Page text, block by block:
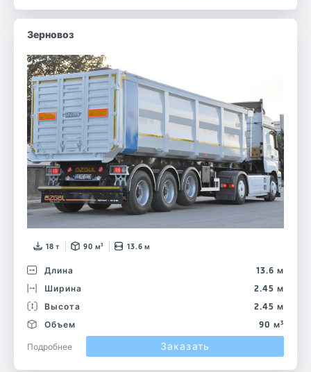
Зерновоз
18 т 90 м³ 13.6 м
Длина
13.6 м
Ширина
2.45 м
Высота
2.45 м
Объем
90 м³
Подробнее
Заказать